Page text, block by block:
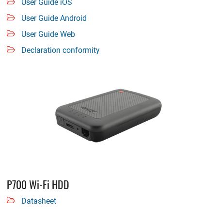
User Guide iOS
User Guide Android
User Guide Web
Declaration conformity
P700 Wi-Fi HDD
Datasheet